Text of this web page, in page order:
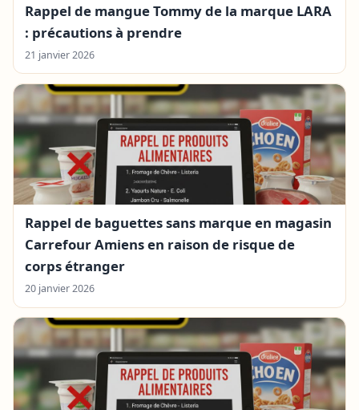
Rappel de mangue Tommy de la marque LARA
: précautions à prendre
21 janvier 2026
Rappel de baguettes sans marque en magasin
Carrefour Amiens en raison de risque de
corps étranger
20 janvier 2026